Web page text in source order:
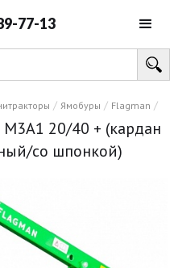
77-13
/ Ямобуры / Flagman /
20/40 + (кардан
со шпонкой)